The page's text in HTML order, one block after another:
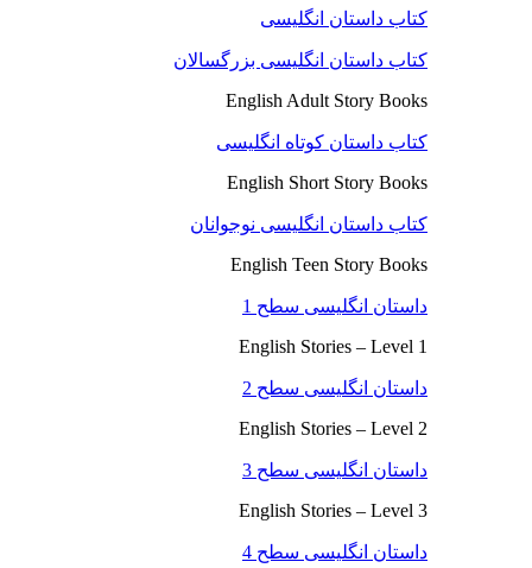
کتاب داستان انگلیسی
کتاب داستان انگلیسی بزرگسالان
English Adult Story Books
کتاب داستان کوتاه انگلیسی
English Short Story Books
کتاب داستان انگلیسی نوجوانان
English Teen Story Books
داستان انگلیسی سطح 1
English Stories – Level 1
داستان انگلیسی سطح 2
English Stories – Level 2
داستان انگلیسی سطح 3
English Stories – Level 3
داستان انگلیسی سطح 4